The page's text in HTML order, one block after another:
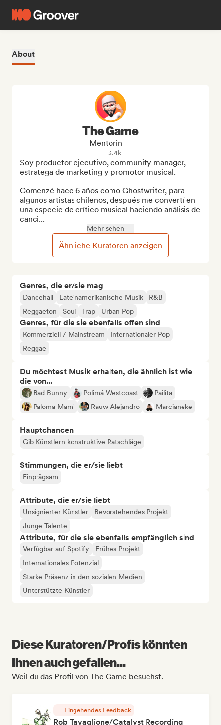
About
Genres, die er/sie mag
Dancehall Lateinamerikanische Musik
R&B
Reggaeton
Soul Trap Urban Pop
Genres, für die sie ebenfalls offen sind
Kommerziell / Mainstream
Internationaler Pop
Reggae
Du möchtest Musik erhalten, die ähnlich ist wie
die von...
Bad Bunny Polimá Westcoast
Pailita
Paloma Mami
Rauw Alejandro Marcianeke
Hauptchancen
Gib Künstlern konstruktive Ratschläge
Stimmungen, die er/sie liebt
Einprägsam
Attribute, die er/sie liebt
Unsignierter Künstler
Bevorstehendes Projekt
Junge Talente
Attribute, für die sie ebenfalls empfänglich sind
Verfügbar auf Spotify
Frühes Projekt
Internationales Potenzial
Starke Präsenz in den sozialen Medien
Unterstützte Künstler
The Game
Mentorin
3.4k
Soy productor ejecutivo, community manager,
estratega de marketing y promotor musical.
Comenzé hace 6 años como Ghostwriter, para
algunos artistas chilenos, después me convertí en
una especie de crítico musical haciendo análisis de
canci...
Mehr sehen
Ähnliche Kuratoren anzeigen
Diese Kuratoren/Profis könnten
Ihnen auch gefallen...
Weil du das Profil von The Game besuchst.
Eingehendes Feedback
Rob Tavaglione/Catalyst Recording